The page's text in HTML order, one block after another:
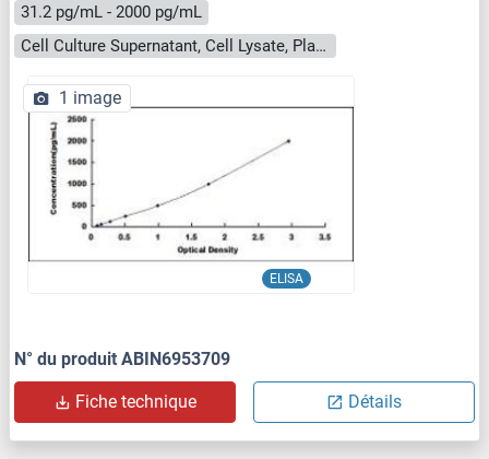
31.2 pg/mL - 2000 pg/mL
Cell Culture Supernatant, Cell Lysate, Plasma, Serum, Tissue Homogenate
ELISA
1 image
N° du produit ABIN6953709
Fiche technique Détails